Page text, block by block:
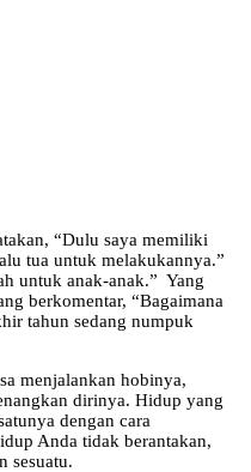
“Dulu saya memiliki
tua untuk melakukannya.”
untuk anak-anak.” Yang
berkomentar, “Bagaimana
tahun sedang numpuk
menjalankan hobinya,
dirinya. Hidup yang
dengan cara
Anda tidak berantakan,
sesuatu.